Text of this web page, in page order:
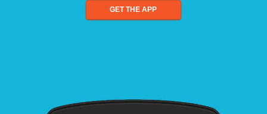
GET THE APP